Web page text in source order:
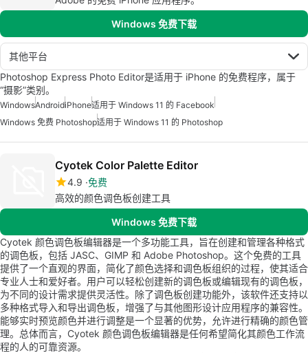
Windows 免费下载
其他平台
Photoshop Express Photo Editor是适用于 iPhone 的免费程序，属于
“摄影”类别。
WindowsAndroidiPhone适用于 Windows 11 的 Facebook
Windows 免费 Photoshop适用于 Windows 11 的 Photoshop
Cyotek Color Palette Editor
4.9 免费
高效的颜色调色板创建工具
Windows 免费下载
Cyotek 颜色调色板编辑器是一个多功能工具，旨在创建和管理各种格式
的调色板，包括 JASC、GIMP 和 Adobe Photoshop。这个免费的工具
提供了一个直观的界面，简化了颜色选择和调色板组织的过程，使其适合
专业人士和爱好者。用户可以轻松创建新的调色板或编辑现有的调色板，
为不同的设计需求提供灵活性。除了调色板创建功能外，该软件还支持以
多种格式导入和导出调色板，增强了与其他图形设计应用程序的兼容性。
能够实时预览颜色并进行调整是一个显著的优势，允许进行精确的颜色管
理。总体而言，Cyotek 颜色调色板编辑器是任何希望简化其颜色工作流
程的人的可靠资源。